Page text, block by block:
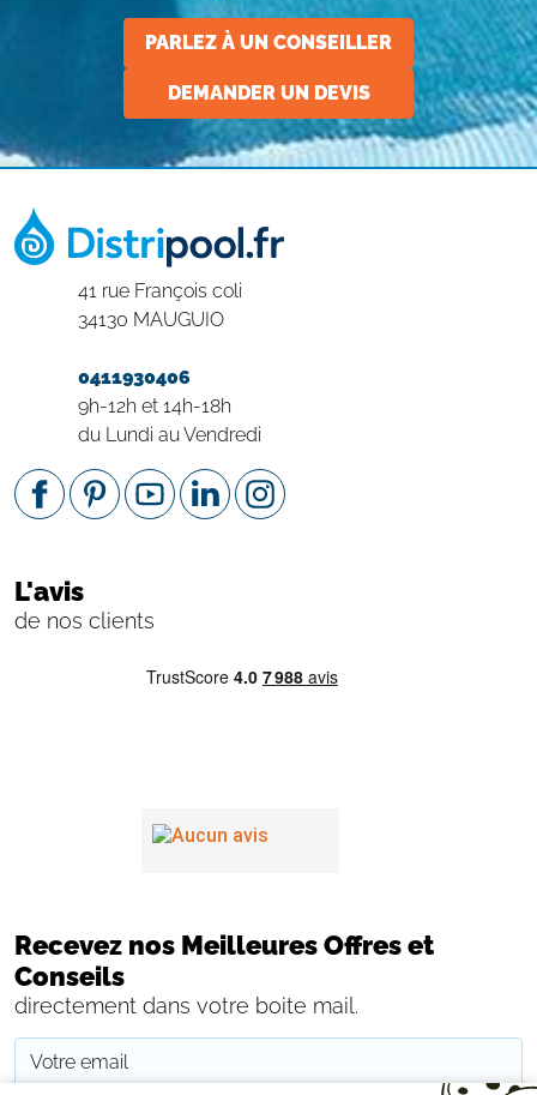
PARLEZ À UN CONSEILLER
DEMANDER UN DEVIS
41 rue François coli
34130 MAUGUIO
0411930406
9h-12h et 14h-18h
du Lundi au Vendredi
L'avis
de nos clients
Recevez nos Meilleures Offres et
Conseils
directement dans votre boite mail.